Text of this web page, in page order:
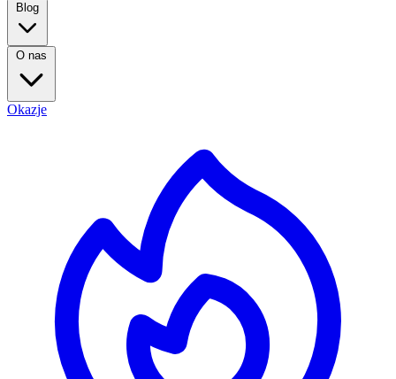
Blog
O nas
Okazje